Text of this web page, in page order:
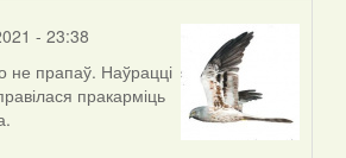
- 23:38
не прапаў. Наўрацці
пракарміць